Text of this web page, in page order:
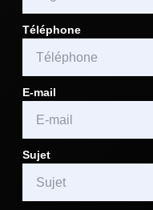
Téléphone
E-mail
Sujet